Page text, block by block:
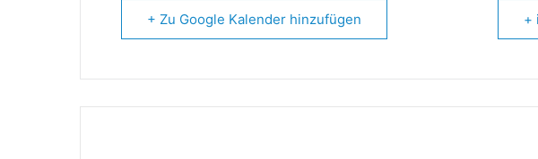
+ Zu Google Kalender hinzufügen +